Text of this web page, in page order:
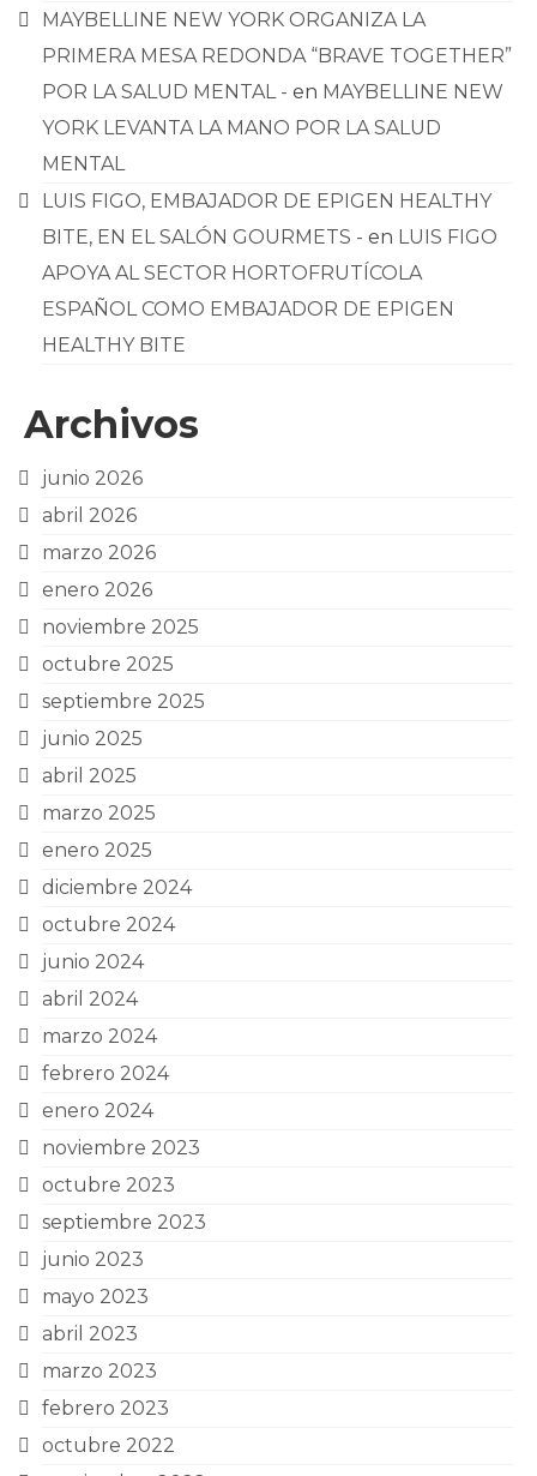
MAYBELLINE NEW YORK ORGANIZA LA
PRIMERA MESA REDONDA “BRAVE TOGETHER”
POR LA SALUD MENTAL - en MAYBELLINE NEW
YORK LEVANTA LA MANO POR LA SALUD
MENTAL
LUIS FIGO, EMBAJADOR DE EPIGEN HEALTHY
BITE, EN EL SALÓN GOURMETS - en LUIS FIGO
APOYA AL SECTOR HORTOFRUTÍCOLA
ESPAÑOL COMO EMBAJADOR DE EPIGEN
HEALTHY BITE
Archivos
junio 2026
abril 2026
marzo 2026
enero 2026
noviembre 2025
octubre 2025
septiembre 2025
junio 2025
abril 2025
marzo 2025
enero 2025
diciembre 2024
octubre 2024
junio 2024
abril 2024
marzo 2024
febrero 2024
enero 2024
noviembre 2023
octubre 2023
septiembre 2023
junio 2023
mayo 2023
abril 2023
marzo 2023
febrero 2023
octubre 2022